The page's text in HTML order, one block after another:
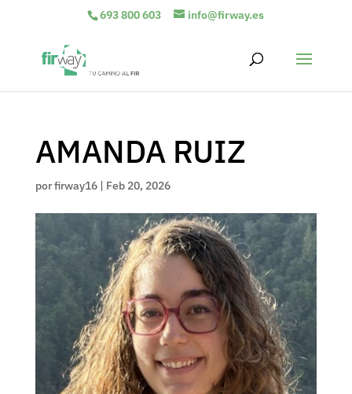
693 800 603 info@firway.es
AMANDA RUIZ
porfirway16| Feb 20, 2026